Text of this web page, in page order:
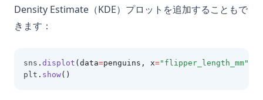
Density Estimate（KDE）プロットを追加することもで
きます：
sns . displot (data=penguins, x="flipper_length_mm"
plt . show()